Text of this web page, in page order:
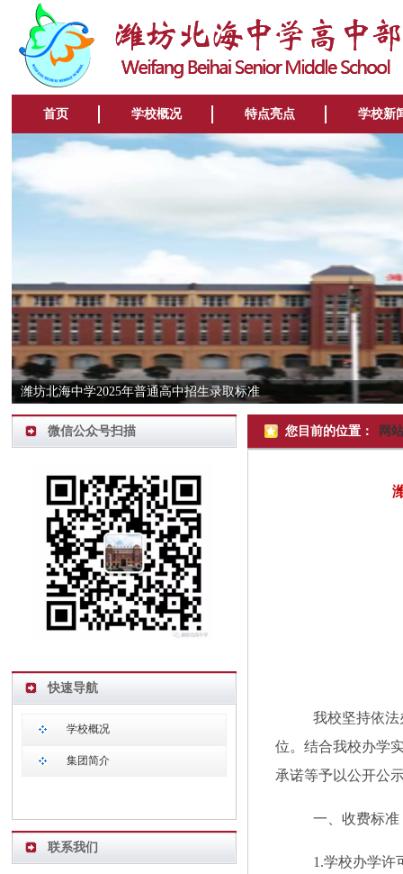
首页 学校概况 特点亮点 学校新
潍坊北海中学2025年普通高中招生简章
您目前的位置： 网
我校坚持依
位。结合我校办学
承诺等予以公开公
一、收费标准
1.学校办学许
微信公众号扫描
快速导航
学校概况
集团简介
联系我们